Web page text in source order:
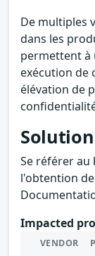
De multiples
dans les
permettent à
exécution de
élévation de
Se référer
l'obtention
Impacted
VENDOR